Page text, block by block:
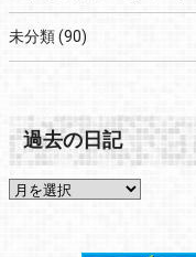
未分類(90)
過去の日記